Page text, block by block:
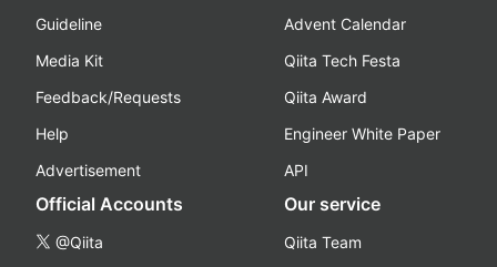
Guideline
Media Kit
Feedback/Requests
Help
Advertisement
Advent Calendar
Qiita Tech Festa
Qiita Award
Engineer White Paper
API
Official Accounts
@Qiita
Our service
Qiita Team